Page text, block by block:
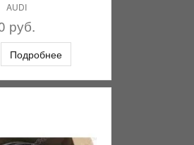
AUDI
руб.
Подробнее